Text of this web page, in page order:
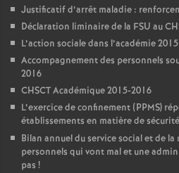
Justificatif d’arrêt maladie :
Déclaration liminaire de la FSU au
L’action sociale dans l’académie
Accompagnement des personnels
2016
CHSCT Académique 2015-2016
L’exercice de confinement (PPMS)
établissements en matière de sécurité
Bilan annuel du service social et de
personnels qui vont mal et une
pas !